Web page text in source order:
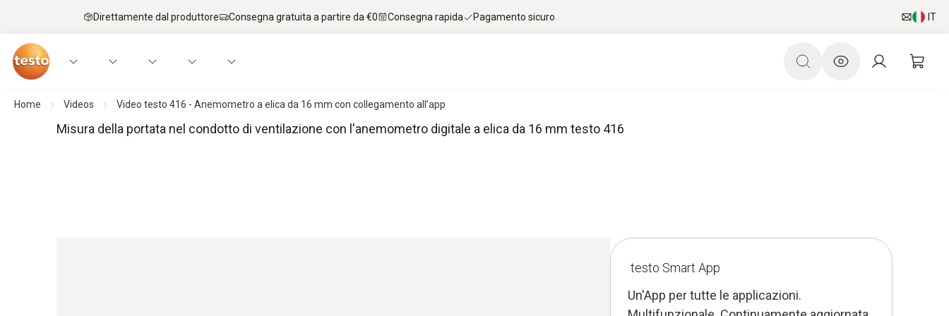
Direttamente dal produttore Consegna gratuita a partire da €0 Consegna rapida Pagamento sicuro IT
Home Videos Video testo 416 - Anemometro a elica da 16 mm con collegamento all’app
Misura della portata nel condotto di ventilazione con l'anemometro digitale a elica da 16 mm testo 416
testo Smart App
Un'App per tutte le applicazioni.